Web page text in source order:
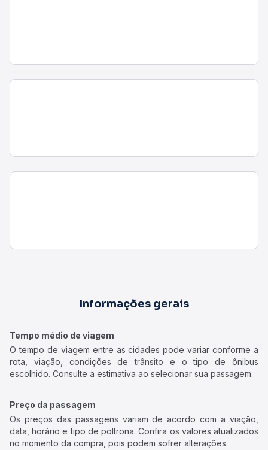
Informações gerais
Tempo médio de viagem
O tempo de viagem entre as cidades pode variar conforme a
rota, viação, condições de trânsito e o tipo de ônibus
escolhido. Consulte a estimativa ao selecionar sua passagem.
Preço da passagem
Os preços das passagens variam de acordo com a viação,
data, horário e tipo de poltrona. Confira os valores atualizados
no momento da compra, pois podem sofrer alterações.